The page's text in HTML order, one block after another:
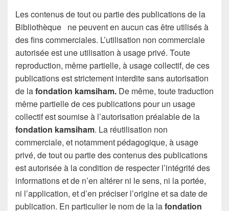
Les contenus de tout ou partie des publications de la
Bibliothèque ne peuvent en aucun cas être utilisés à
des fins commerciales. L’utilisation non commerciale
autorisée est une utilisation à usage privé. Toute
reproduction, même partielle, à usage collectif, de ces
publications est strictement interdite sans autorisation
de lafondation kamsiham. De même, toute traduction
même partielle de ces publications pour un usage
collectif est soumise à l’autorisation préalable de la
fondation kamsiham. La réutilisation non
commerciale, et notamment pédagogique, à usage
privé, de tout ou partie des contenus des publications
est autorisée à la condition de respecter l’intégrité des
informations et de n’en altérer ni le sens, ni la portée,
ni l’application, et d’en préciser l’origine et sa date de
publication. En particulier le nom de la lafondation